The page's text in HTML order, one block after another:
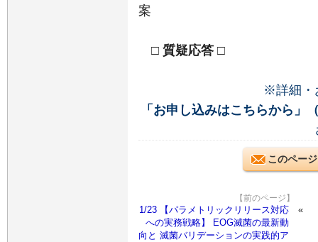
案
□ 質疑応答 □
※詳細・
「お申し込みはこちらから」
このペー
【前のページ】
1/23 【パラメトリックリリース対応
への実務戦略】 EOG滅菌の最新動
向と 滅菌バリデーションの実践的ア